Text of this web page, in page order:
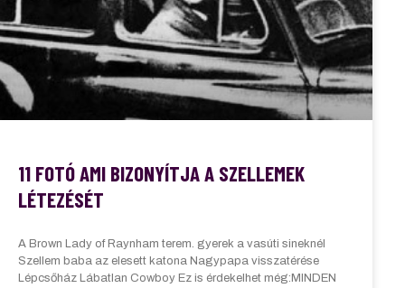
11 FOTÓ AMI BIZONYÍTJA A SZELLEMEK
LÉTEZÉSÉT
A Brown Lady of Raynham terem. gyerek a vasúti sineknél
Szellem baba az elesett katona Nagypapa visszatérése
Lépcsőház Lábatlan Cowboy Ez is érdekelhet még:MINDEN